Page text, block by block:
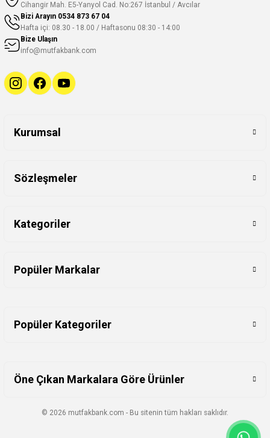
Cihangir Mah. E5-Yanyol Cad. No:267 İstanbul / Avcılar
Bizi Arayın 0534 873 67 04
Hafta içi: 08.30 - 18.00 / Haftasonu 08:30 - 14:00
Bize Ulaşın
info@mutfakbank.com
Kurumsal
Sözleşmeler
Kategoriler
Popüler Markalar
Popüler Kategoriler
Öne Çıkan Markalara Göre Ürünler
© 2026 mutfakbank.com - Bu sitenin tüm hakları saklıdır.